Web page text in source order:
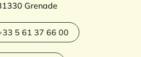
Grenade
5 61 37 66 00